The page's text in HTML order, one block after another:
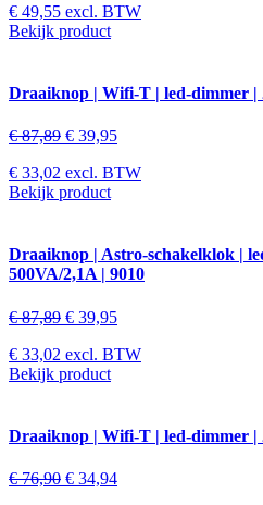
€ 49,55 excl. BTW
Bekijk product
Draaiknop | Wifi-T | led-dimmer |
€87,89 € 39,95
€ 33,02 excl. BTW
Bekijk product
Draaiknop | Astro-schakelklok |
500VA/2,1A | 9010
€87,89 € 39,95
€ 33,02 excl. BTW
Bekijk product
Draaiknop | Wifi-T | led-dimmer |
€76,90 € 34,94